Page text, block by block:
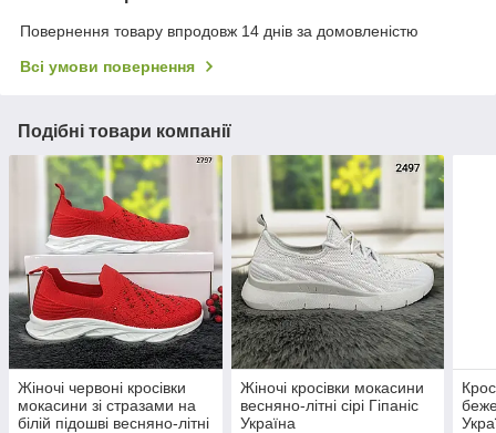
Повернення товару впродовж 14 днів за домовленістю
Всі умови повернення
Подібні товари компанії
Жіночі червоні кросівки
мокасини зі стразами на
білій підошві весняно-літні
Жіночі кросівки мокасини
весняно-літні сірі Гіпаніс
Україна